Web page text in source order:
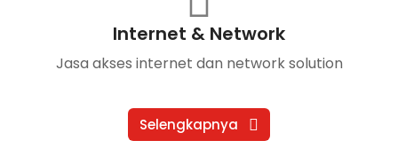
Internet & Network
Jasa akses internet dan network solution
Selengkapnya